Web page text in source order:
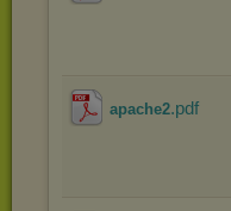
apache2.pdf